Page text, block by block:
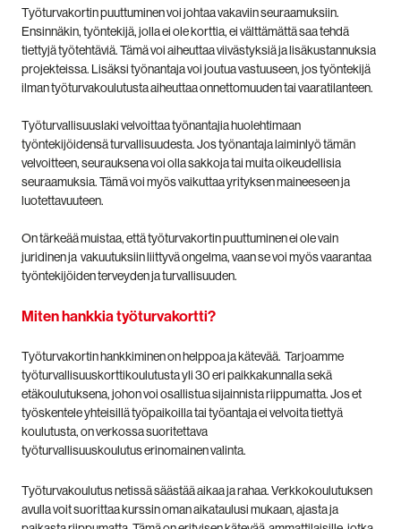
Työturvakortin puuttuminen voi johtaa vakaviin seuraamuksiin.
Ensinnäkin, työntekijä, jolla ei ole korttia, ei välttämättä saa tehdä
tiettyjä työtehtäviä. Tämä voi aiheuttaa viivästyksiä ja lisäkustannuksia
projekteissa. Lisäksi työnantaja voi joutua vastuuseen, jos työntekijä
ilman työturvakoulutusta aiheuttaa onnettomuuden tai vaaratilanteen.
Työturvallisuuslaki velvoittaa työnantajia huolehtimaan
työntekijöidensä turvallisuudesta. Jos työnantaja laiminlyö tämän
velvoitteen, seurauksena voi olla sakkoja tai muita oikeudellisia
seuraamuksia. Tämä voi myös vaikuttaa yrityksen maineeseen ja
luotettavuuteen.
On tärkeää muistaa, että työturvakortin puuttuminen ei ole vain
juridinen ja vakuutuksiin liittyvä ongelma, vaan se voi myös vaarantaa
työntekijöiden terveyden ja turvallisuuden.
Miten hankkia työturvakortti?
Työturvakortin hankkiminen on helppoa ja kätevää. Tarjoamme
työturvallisuuskorttikoulutusta yli 30 eri paikkakunnalla sekä
etäkoulutuksena, johon voi osallistua sijainnista riippumatta. Jos et
työskentele yhteisillä työpaikoilla tai työantaja ei velvoita tiettyä
koulutusta, on verkossa suoritettava
työturvallisuuskoulutus erinomainen valinta.
Työturvakoulutus netissä säästää aikaa ja rahaa. Verkkokoulutuksen
avulla voit suorittaa kurssin oman aikataulusi mukaan, ajasta ja